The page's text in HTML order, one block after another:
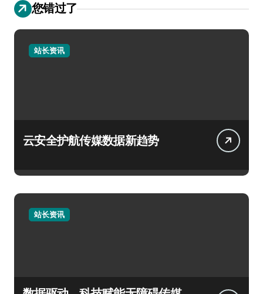
您错过了
站长资讯
云安全护航传媒数据新趋势
站长资讯